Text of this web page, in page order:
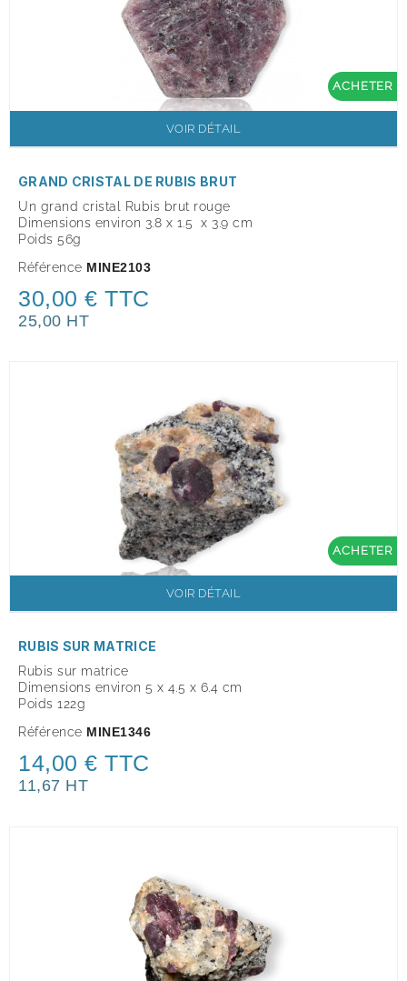
ACHETER
VOIR DÉTAIL
GRAND CRISTAL DE RUBIS BRUT
Un grand cristal Rubis brut rouge
Dimensions environ 3.8 x 1.5 x 3.9 cm
Poids 56g
Référence MINE2103
30,00 € TTC
25,00 HT
ACHETER
VOIR DÉTAIL
RUBIS SUR MATRICE
Rubis sur matrice
Dimensions environ 5 x 4.5 x 6.4 cm
Poids 122g
Référence MINE1346
14,00 € TTC
11,67 HT